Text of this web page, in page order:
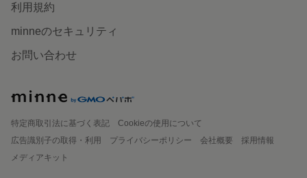
利用規約
minneのセキュリティ
お問い合わせ
特定商取引法に基づく表記
Cookieの使用について
広告識別子の取得・利用
プライバシーポリシー 会社概要
採用情報
メディアキット